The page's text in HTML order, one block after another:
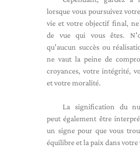
lorsque vous poursuivez
vie et votre objectif final, ne
de vue qui vous êtes.
qu'aucun succès ou
ne vaut la peine de
croyances, votre intégrité,
et votre moralité.
La signification du
peut également être
un signe pour que vous
équilibre et la paix dans votre